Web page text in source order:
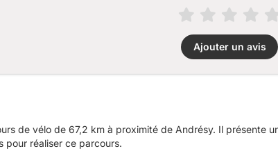
Ajouter un avis
de vélo de 67,2 km à proximité de Andrésy. Il présente
pour réaliser ce parcours.